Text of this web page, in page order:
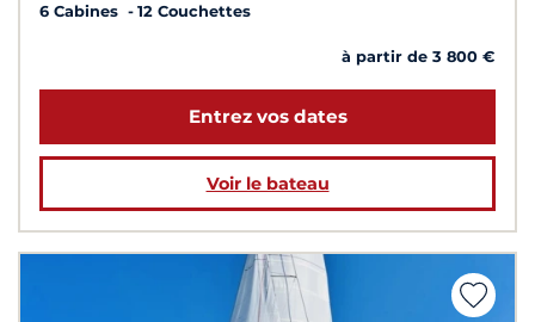
6 Cabines
12 Couchettes
à partir de 3 800 €
Entrez vos dates
Voir le bateau